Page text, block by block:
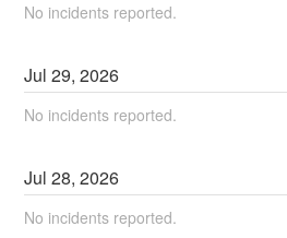
No incidents reported.
Jul29,2026
No incidents reported.
Jul28,2026
No incidents reported.